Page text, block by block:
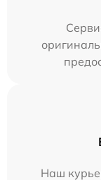
Наш